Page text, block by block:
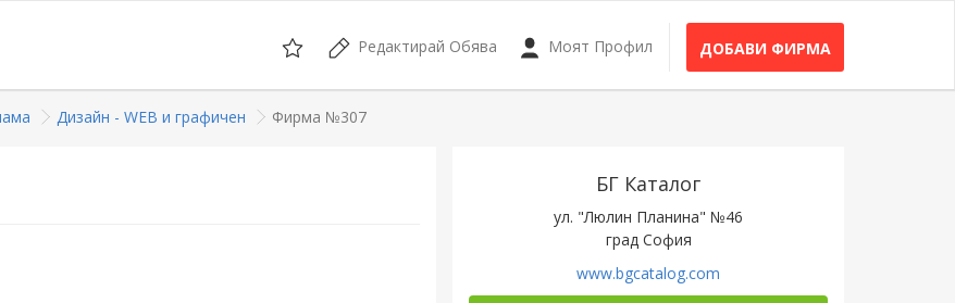
Редактирай Обява Моят Профил ДОБАВИ ФИРМА
Дизайн - WEB и графичен Фирма №307
БГ Каталог
ул. "Люлин Планина" №46
град София
www.bgcatalog.com